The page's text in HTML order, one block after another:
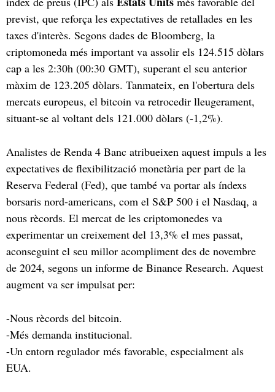
previst, que reforça les expectatives de retallades en les
taxes d'interès. Segons dades de Bloomberg, la
criptomoneda més important va assolir els 124.515 dòlars
cap a les 2:30h (00:30 GMT), superant el seu anterior
màxim de 123.205 dòlars. Tanmateix, en l'obertura dels
mercats europeus, el bitcoin va retrocedir lleugerament,
situant-se al voltant dels 121.000 dòlars (-1,2%).
Analistes de Renda 4 Banc atribueixen aquest impuls a les
expectatives de flexibilització monetària per part de la
Reserva Federal (Fed), que també va portar als índexs
borsaris nord-americans, com el S&P 500 i el Nasdaq, a
nous rècords. El mercat de les criptomonedes va
experimentar un creixement del 13,3% el mes passat,
aconseguint el seu millor acompliment des de novembre
de 2024, segons un informe de Binance Research. Aquest
augment va ser impulsat per:
-Nous rècords del bitcoin.
-Més demanda institucional.
-Un entorn regulador més favorable, especialment als
EUA.